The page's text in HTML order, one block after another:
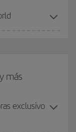
más
exclusivo